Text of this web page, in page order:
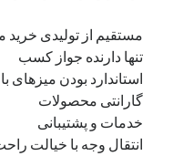
بایگانی‌ها
مارس 2026
فوریه 2026
مستقیم از تولیدی خرید
تنها دارنده جواز کسب
استاندارد بودن میزهای
گارانتی محصولات
خدمات و پشتیبانی
انتقال وجه با خیالت